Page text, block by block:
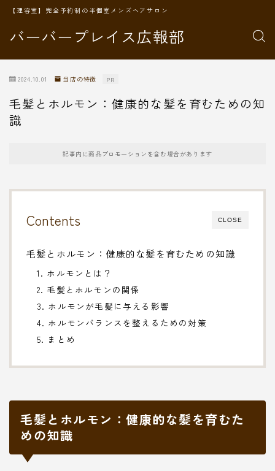
バーバープレイス広報部
【理容室】完全予約制の半個室メンズヘアサロン
2024.10.01 当店の特徴 PR
毛髪とホルモン：健康的な髪を育むための知
識
記事内に商品プロモーションを含む場合があります
CLOSE
Contents
毛髪とホルモン：健康的な髪を育むための知識
1. ホルモンとは？
2. 毛髪とホルモンの関係
3. ホルモンが毛髪に与える影響
4. ホルモンバランスを整えるための対策
5. まとめ
毛髪とホルモン：健康的な髪を育むた
めの知識